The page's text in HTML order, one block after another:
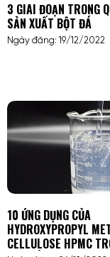
3 GIAI ĐOẠN TRONG
SẢN XUẤT BỘT ĐÁ
Ngày đăng: 19/12/2022
10 ỨNG DỤNG CỦA
HYDROXYPROPYL
CELLULOSE HPMC